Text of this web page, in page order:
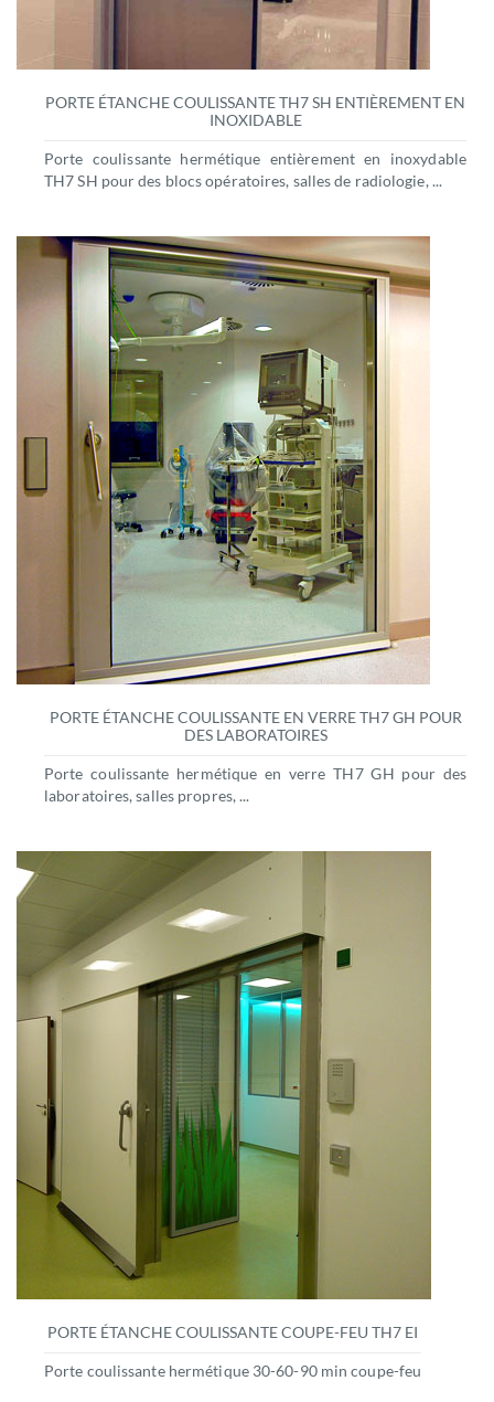
PORTE ÉTANCHE COULISSANTE TH7 SH ENTIÈREMENT EN
INOXIDABLE
Porte coulissante hermétique entièrement en inoxydable
TH7 SH pour des blocs opératoires, salles de radiologie, ...
PORTE ÉTANCHE COULISSANTE EN VERRE TH7 GH POUR
DES LABORATOIRES
Porte coulissante hermétique en verre TH7 GH pour des
laboratoires, salles propres, ...
PORTE ÉTANCHE COULISSANTE COUPE-FEU TH7 EI
Porte coulissante hermétique 30-60-90 min coupe-feu